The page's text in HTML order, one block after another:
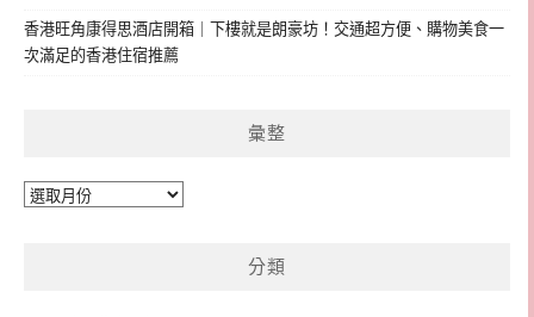
香港旺角康得思酒店開箱｜下樓就是朗豪坊！交通超方便、購物美食一
次滿足的香港住宿推薦
彙整
彙
分類